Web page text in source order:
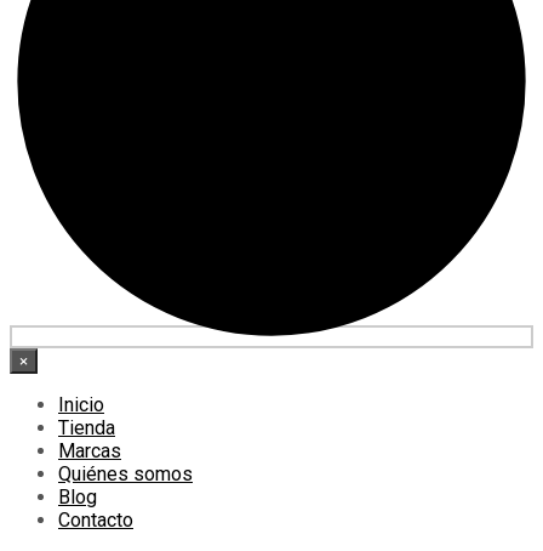
×
Inicio
Tienda
Marcas
Quiénes somos
Blog
Contacto